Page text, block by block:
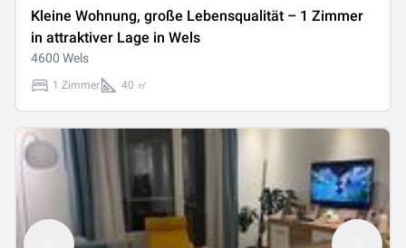
Kleine Wohnung, große Lebensqualität – 1 Zimmer
in attraktiver Lage in Wels
4600 Wels
1 Zimmer 40 ㎡